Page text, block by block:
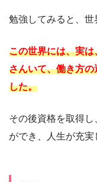
勉強してみると、世
この世界には、実
さんいて、働き方
した。
その後資格を取得
ができ、人生が充実